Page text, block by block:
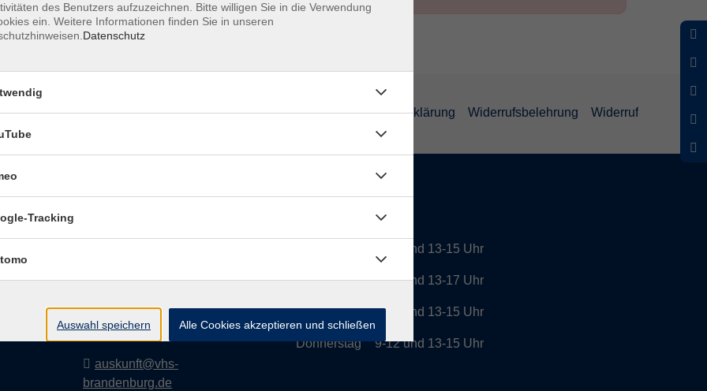
Impressum Datenschutzerklärung Widerrufsbelehrung Widerruf
Havel
Upstallstraße 25
14772 Brandenburg an der
Havel
auskunft@vhs-
brandenburg.de
Dienstag
Mittwoch
Donnerstag
9-12 und 13-15 Uhr
9-12 und 13-17 Uhr
9-12 und 13-15 Uhr
9-12 und 13-15 Uhr
des Benutzers aufzuzeichnen. Bitte willigen Sie in die Verwendung
ein. Weitere Informationen finden Sie in unseren
Datenschutz
Tracking
Auswahl speichern Alle Cookies akzeptieren und schließen